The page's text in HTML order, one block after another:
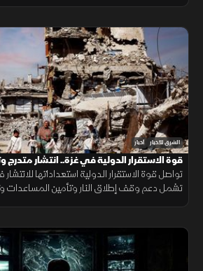
الشرق للأخبار أخبار
قوة الاستقرار الدولية في غزة.. انتشار
تواصل قوة الاستقرار الدولية استعداداتها
تشمل دعم وقف إطلاق النار وتأمين المساعدات